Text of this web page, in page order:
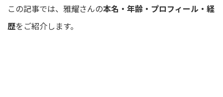
この記事では、雅耀さんの本名・年齢・プロフィール・経
歴をご紹介します。